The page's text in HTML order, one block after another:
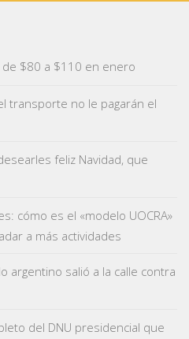
$80 a $110 en enero
transporte no le pagarán el
feliz Navidad, que
cómo es el «modelo UOCRA»
a más actividades
argentino salió a la calle contra
del DNU presidencial que